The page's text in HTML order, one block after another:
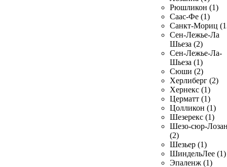
Рюшликон (1)
Саас-Фе (1)
Санкт-Мориц
Сен-Лежье-Ла
Шьеза (2)
Сен-Лежье-Ла-
Шьеза (1)
Сюши (2)
Херлиберг (2)
Хернекс (1)
Церматт (1)
Цолликон (1)
Шезерекс (1)
Шезо-сюр-
(2)
Шезьер (1)
ШиндельЛее (1)
Эпаленж (1)